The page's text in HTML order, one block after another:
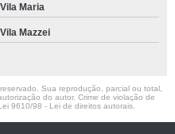
Vila Maria
Vila Mazzei
Sua reprodução, parcial ou total,
do autor. Crime de violação de
9610/98 - Lei de direitos autorais